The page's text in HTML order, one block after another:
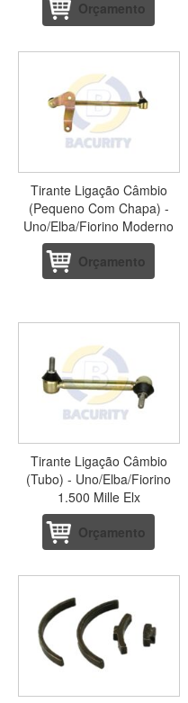
Orçamento
Tirante Ligação Câmbio
(Pequeno Com Chapa) -
Uno/Elba/Fiorino Moderno
Orçamento
Tirante Ligação Câmbio
(Tubo) - Uno/Elba/Fiorino
1.500 Mille Elx
Orçamento